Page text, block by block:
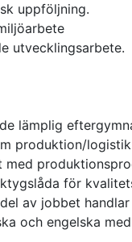
uppföljning.
utvecklingsarbete.
lämplig
produktion/
för
av jobbet
och engelska